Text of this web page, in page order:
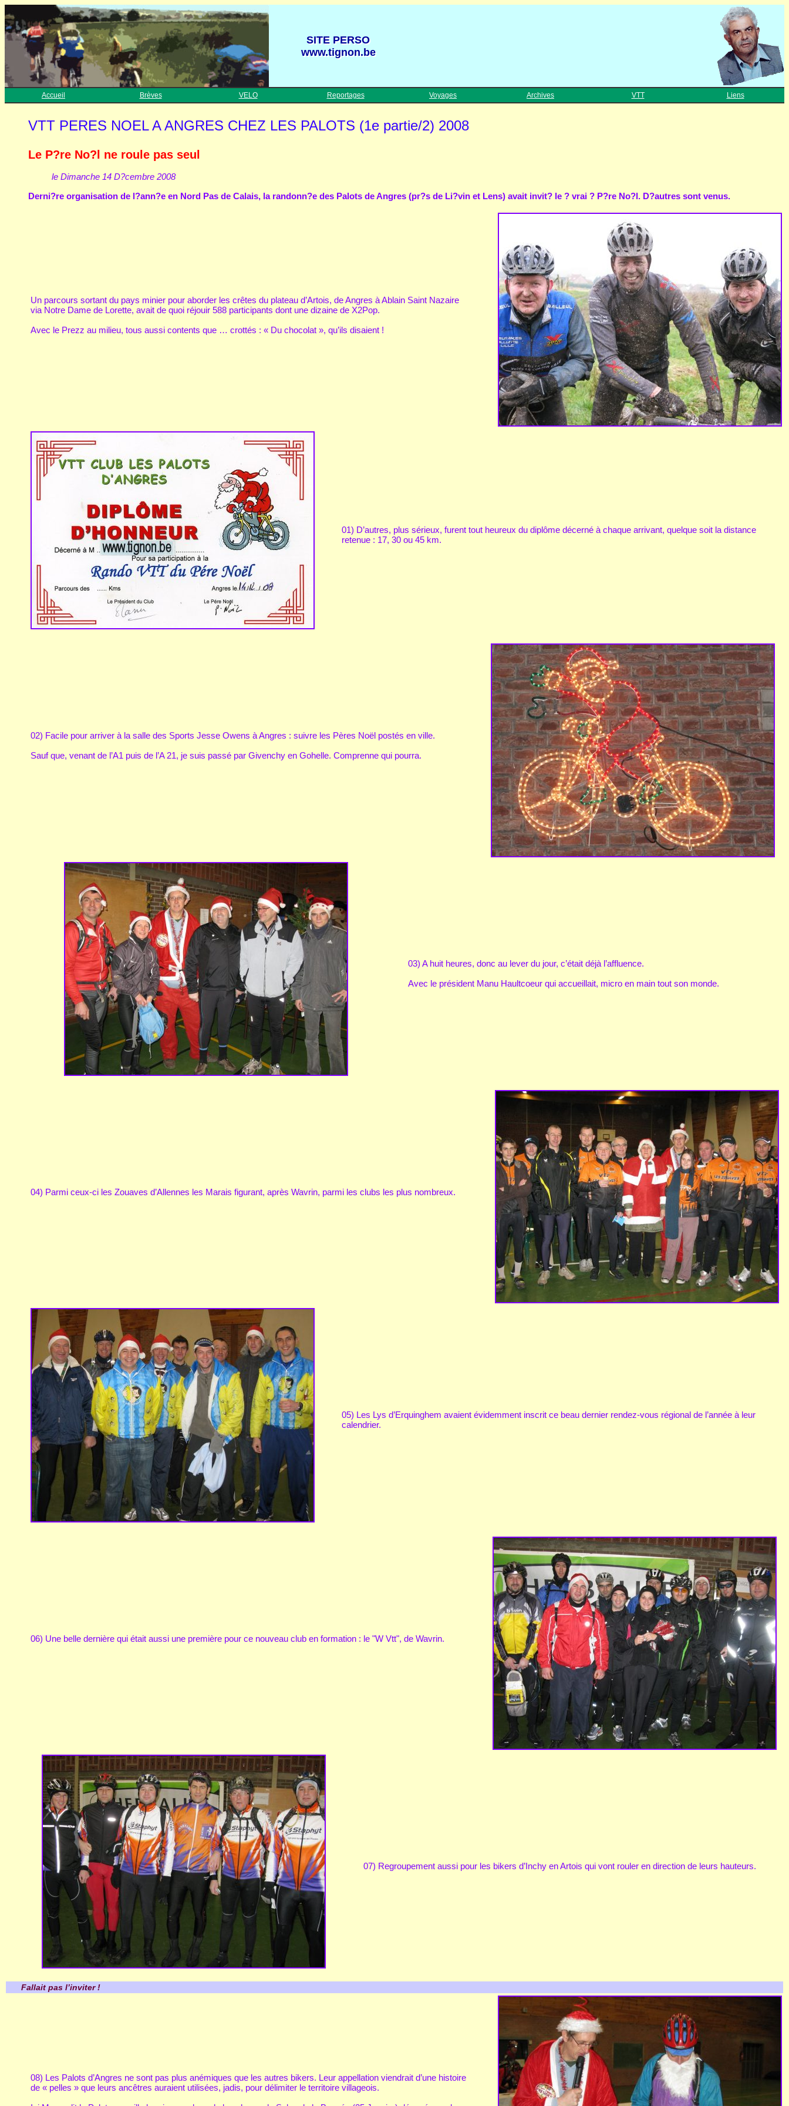
SITE PERSO
www.tignon.be
SITE PERSO
www.tignon.be
Accueil Brèves VELO Reportages Voyages Archives VTT Liens
VTT PERES NOEL A ANGRES CHEZ LES PALOTS (1e partie/2) 2008
Le P?re No?l ne roule pas seul
le Dimanche 14 D?cembre 2008
Derni?re organisation de l?ann?e en Nord Pas de Calais, la randonn?e des Palots de Angres (pr?s de Li?vin et Lens) avait invit? le ? vrai ? P?re No?l. D?autres sont venus.
Un parcours sortant du pays minier pour aborder les crêtes du plateau d’Artois, de Angres à Ablain Saint Nazaire
via Notre Dame de Lorette, avait de quoi réjouir 588 participants dont une dizaine de X2Pop.
Avec le Prezz au milieu, tous aussi contents que … crottés : « Du chocolat », qu’ils disaient !
01) D’autres, plus sérieux, furent tout heureux du diplôme décerné à chaque arrivant, quelque soit la distance
retenue : 17, 30 ou 45 km.
02) Facile pour arriver à la salle des Sports Jesse Owens à Angres : suivre les Pères Noël postés en ville.
Sauf que, venant de l’A1 puis de l’A 21, je suis passé par Givenchy en Gohelle. Comprenne qui pourra.
03) A huit heures, donc au lever du jour, c’était déjà l’affluence.
Avec le président Manu Haultcoeur qui accueillait, micro en main tout son monde.
04) Parmi ceux-ci les Zouaves d’Allennes les Marais figurant, après Wavrin, parmi les clubs les plus nombreux.
05) Les Lys d’Erquinghem avaient évidemment inscrit ce beau dernier rendez-vous régional de l’année à leur
calendrier.
06) Une belle dernière qui était aussi une première pour ce nouveau club en formation : le "W Vtt", de Wavrin.
07) Regroupement aussi pour les bikers d’Inchy en Artois qui vont rouler en direction de leurs hauteurs.
Fallait pas l’inviter !
08) Les Palots d’Angres ne sont pas plus anémiques que les autres bikers. Leur appellation viendrait d’une histoire
de « pelles » que leurs ancêtres auraient utilisées, jadis, pour délimiter le territoire villageois.